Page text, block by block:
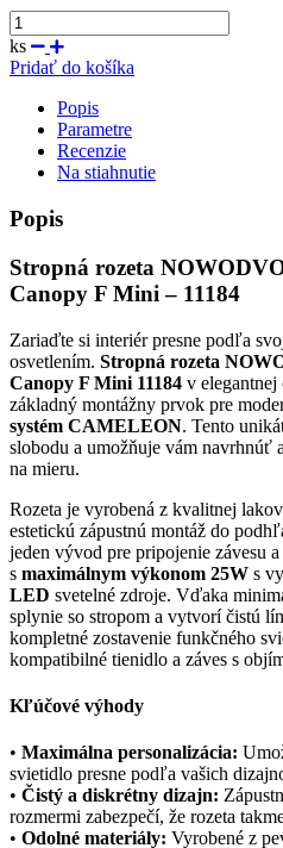
ks
Pridať do košíka
Popis
Parametre
Recenzie
Na stiahnutie
Popis
Stropná rozeta
Canopy F Mini – 11184
Zariaďte si interiér presne podľa
osvetlením. Stropná rozeta
Canopy F Mini 11184 v elegantnej
základný montážny prvok pre
systém CAMELEON. Tento
slobodu a umožňuje vám navrhnúť
na mieru.
Rozeta je vyrobená z kvalitnej
estetickú zápustnú montáž do
jeden vývod pre pripojenie závesu
s maximálnym výkonom 25W s
LED svetelné zdroje. Vďaka
splynie so stropom a vytvorí čistú
kompletné zostavenie funkčného
kompatibilné tienidlo a záves s
Kľúčové výhody
• Maximálna personalizácia:
svietidlo presne podľa vašich
• Čistý a diskrétny dizajn:
rozmermi zabezpečí, že rozeta
• Odolné materiály: Vyrobené z